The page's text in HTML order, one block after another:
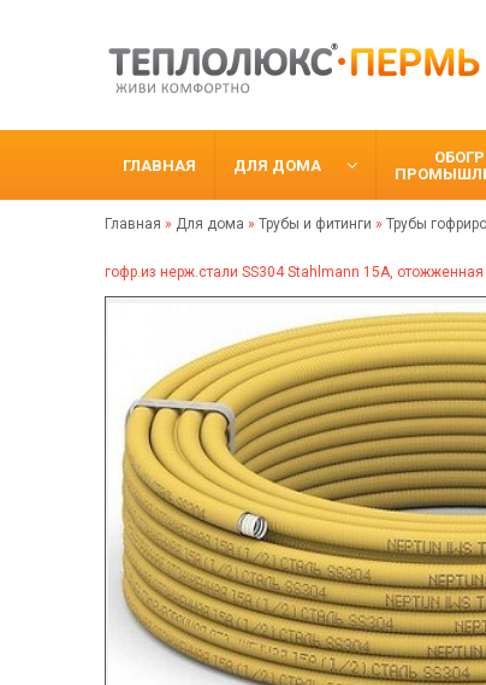
ГЛАВНАЯ ДЛЯ ДОМА
Главная » Для дома » Трубы и фитинги » Трубы
гофр.из нерж.стали SS304 Stahlmann 15A,